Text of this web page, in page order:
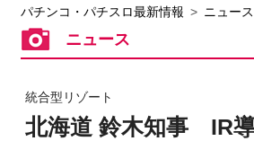
パチンコ・パチスロ最新情報 ニュース
ニュース
統合型リゾート
北海道 鈴木知事 IR